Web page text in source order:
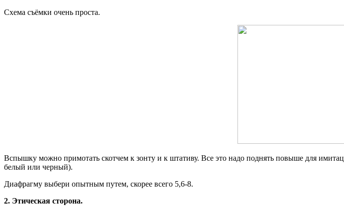
Схема съёмки очень проста.
Вспышку можно примотать скотчем к зонту и к штативу. Все это надо поднять повыше для
белый или черный).
Диафрагму выбери опытным путем, скорее всего 5,6-8.
2. Этическая сторона.